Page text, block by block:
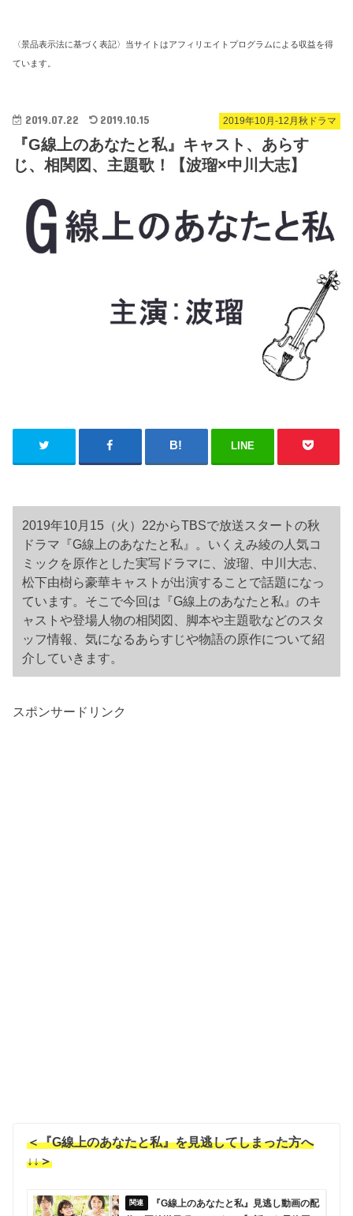
〈景品表示法に基づく表記〉当サイトはアフィリエイトプログラムによる収益を得
ています。
2019年10月-12月秋ドラマ
2019.07.22 2019.10.15
『G線上のあなたと私』キャスト、あらす
じ、相関図、主題歌！【波瑠×中川大志】
LINE
2019年10月15（火）22からTBSで放送スタートの秋
ドラマ『G線上のあなたと私』。いくえみ綾の人気コ
ミックを原作とした実写ドラマに、波瑠、中川大志、
松下由樹ら豪華キャストが出演することで話題になっ
ています。そこで今回は『G線上のあなたと私』のキ
ャストや登場人物の相関図、脚本や主題歌などのスタ
ッフ情報、気になるあらすじや物語の原作について紹
介していきます。
スポンサードリンク
＜『G線上のあなたと私』を見逃してしまった方へ
↓↓＞
『G線上のあなたと私』見逃し動画の配